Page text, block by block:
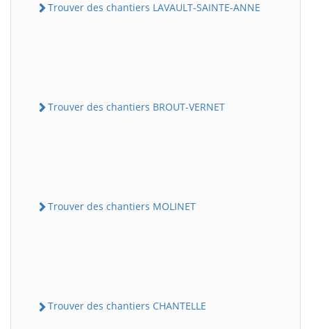
Trouver des chantiers LAVAULT-SAINTE-ANNE
Trouver des chantiers BROUT-VERNET
Trouver des chantiers MOLINET
Trouver des chantiers CHANTELLE